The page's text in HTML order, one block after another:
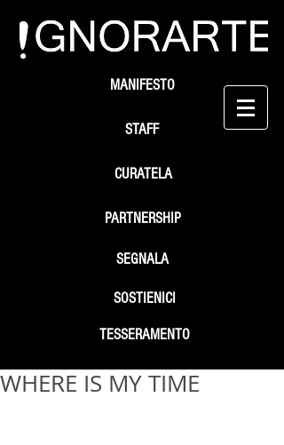
STAFF
SEGNALA
SOSTIENICI
MANIFESTO
PARTNERSHIP
TESSERAMENTO
CURATELA
WHERE IS MY TIME